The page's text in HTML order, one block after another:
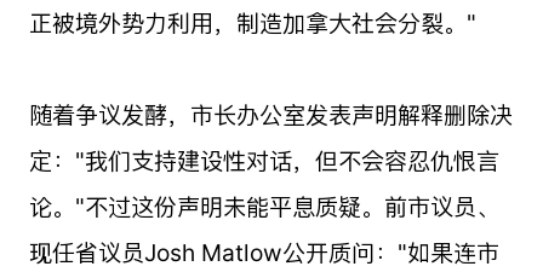
正被境外势力利用，制造加拿大社会分裂。"
随着争议发酵，市长办公室发表声明解释删除决
定："我们支持建设性对话，但不会容忍仇恨言
论。"不过这份声明未能平息质疑。前市议员、
现任省议员Josh Matlow公开质问："如果连市